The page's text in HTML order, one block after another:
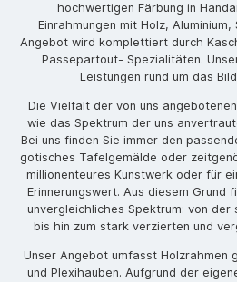
hochwertigen Färbung in
Einrahmungen mit Holz,
Angebot wird komplettiert durch
Passepartout- Spezialitäten.
Leistungen rund um das
Die Vielfalt der von uns
wie das Spektrum der uns
Bei uns finden Sie immer den
gotisches Tafelgemälde oder
millionenteures Kunstwerk oder für
Erinnerungswert. Aus diesem Grund
unvergleichliches Spektrum: von
bis hin zum stark verzierten und
Unser Angebot umfasst Holzrahmen
und Plexihauben. Aufgrund der